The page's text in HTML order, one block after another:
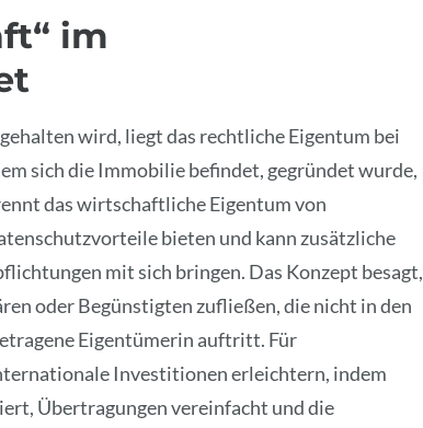
im
wird, liegt das rechtliche Eigentum bei
sich die Immobilie befindet, gegründet wurde,
das wirtschaftliche Eigentum von
bieten und kann zusätzliche
mit sich bringen. Das Konzept besagt,
oder Begünstigten zufließen, die nicht in den
Eigentümerin auftritt. Für
Investitionen erleichtern, indem
Übertragungen vereinfacht und die